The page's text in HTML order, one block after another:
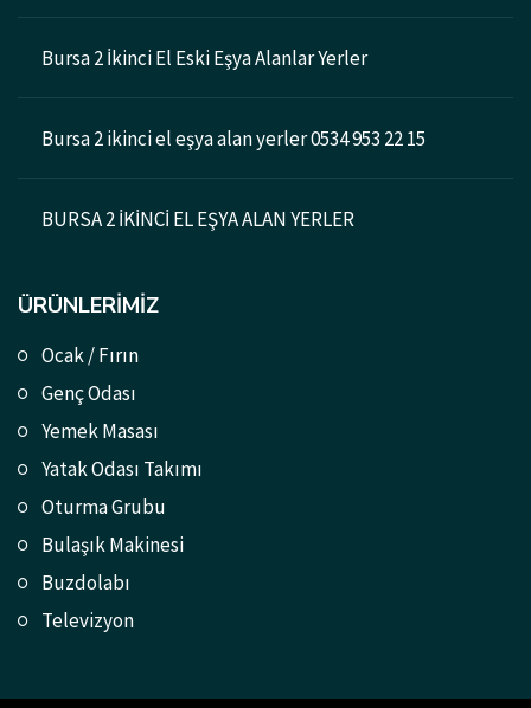
Bursa 2 İkinci El Eski Eşya Alanlar Yerler
Bursa 2 ikinci el eşya alan yerler 0534 953 22 15
BURSA 2 İKİNCİ EL EŞYA ALAN YERLER
ÜRÜNLERIMIZ
Ocak / Fırın
Genç Odası
Yemek Masası
Yatak Odası Takımı
Oturma Grubu
Bulaşık Makinesi
Buzdolabı
Televizyon